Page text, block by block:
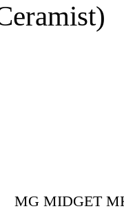
MG MIDGET